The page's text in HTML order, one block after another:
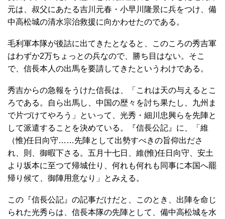
元は、叔父にあたる吉川元春・小早川隆景に兵をつけ、備
中高松城の清水宗治救援に向かわせたのである。
毛利軍本隊が後詰に出てきたとなると、このころの秀吉軍
はわずか2万ちょっとの兵なので、勝ち目はない。そこ
で、信長本人の出馬を要請してきたというわけである。
秀吉からの急報をうけた信長は、「これは天の与えるとこ
ろである。自ら出馬し、中国の歴々を討ち果たし、九州ま
で片づけてやろう」といって、光秀・細川忠興らを先陣と
して派遣することを決めている。『信長公記』に、「維
（惟)任日向守……先陣として出勢すべきの旨仰出ださ
れ、則、御暇下さる。五月十七日、維(惟)任日向守、安土
より坂本に至つて帰城仕り、何れも何れも同事に本国へ罷
帰り候て、御陣用意なり」とみえる。
この『信長公記』の記事だけだと、このとき、出陣を命じ
られた光秀らは、信長本隊の先陣として、備中高松城を水